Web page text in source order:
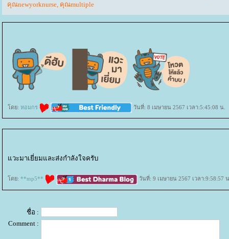
คุณnewyorknurse, คุณmultiple
ดย: หอมกร วันที่: 8 เมษายน 2567 เวลา:5:45:08 น.
วะมาเยี่ยมและส่งกำลังใจครับ
ดย: **mp5** วันที่: 9 เมษายน 2567 เวลา:9:58:57
ชื่อ :
Comment :